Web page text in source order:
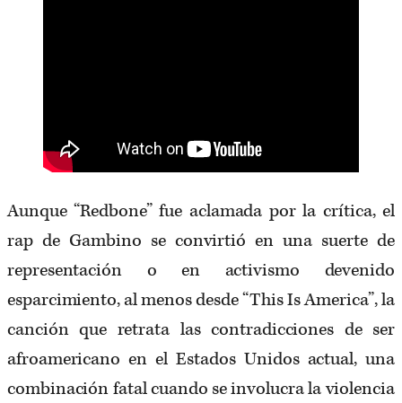
Aunque “Redbone” fue aclamada por la crítica, el
rap de Gambino se convirtió en una suerte de
representación o en activismo devenido
esparcimiento, al menos desde “This Is America”, la
canción que retrata las contradicciones de ser
afroamericano en el Estados Unidos actual, una
combinación fatal cuando se involucra la violencia